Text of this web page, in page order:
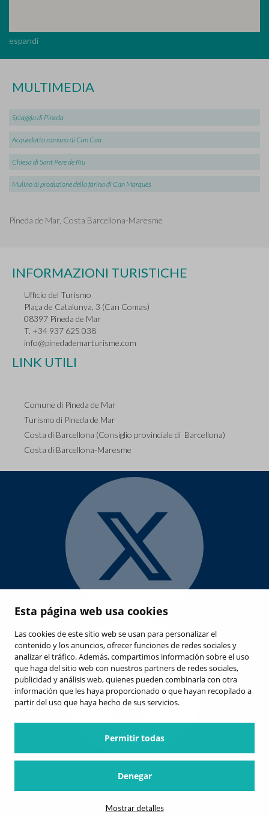
Esta página web usa cookies
Las cookies de este sitio web se usan para personalizar el
contenido y los anuncios, ofrecer funciones de redes sociales y
analizar el tráfico. Además, compartimos información sobre el uso
que haga del sitio web con nuestros partners de redes sociales,
publicidad y análisis web, quienes pueden combinarla con otra
información que les haya proporcionado o que hayan recopilado a
partir del uso que haya hecho de sus servicios.
Permitir todas
Denegar
Mostrar detalles
espandi
MULTIMEDIA
Spiaggia di Pineda
Acquedotto romano di Can Cua
Chiesa di Sant Pere de Riu
Mulino di produzione della farina di Can Marquès
Pineda de Mar, Costa Barcellona-Maresme
INFORMAZIONI TURISTICHE
Ufficio del Turismo
Plaça de Catalunya, 3 (Can Comas)
08397 Pineda de Mar
T. +34 937 625 038
info@pinedademarturisme.com
LINK UTILI
Comune di Pineda de Mar
Turismo di Pineda de Mar
Costa di Barcellona (Consiglio provinciale di Barcellona)
Costa di Barcellona-Maresme
Condizioni generali e politica di privacy
Carta dei servizi